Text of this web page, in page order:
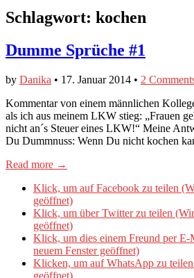
Schlagwort: kochen
Dumme Sprüche #1
by Danika • 17. Januar 2014 • 2
Kommentar von einem männlichen
als ich aus meinem LKW stieg: „Frauen
nicht an´s Steuer eines LKW!“ Meine
Du Dummnuss: Wenn Du nicht kochen
Read more →
Klick, um auf Facebook zu teilen
geöffnet)
Klick, um über Twitter zu teilen
geöffnet)
Klick, um dies einem Freund per
neuem Fenster geöffnet)
Klicken, um auf WhatsApp zu
geöffnet)